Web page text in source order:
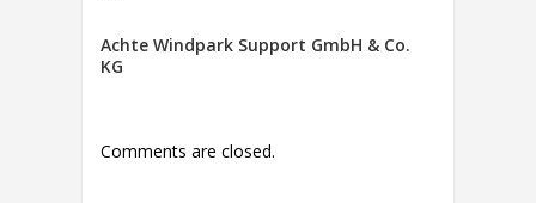
Achte Windpark Support GmbH & Co.
KG
Comments are closed.